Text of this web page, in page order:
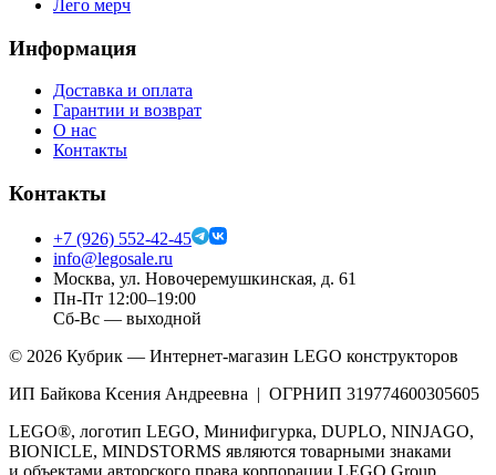
Лего мерч
Информация
Доставка и оплата
Гарантии и возврат
О нас
Контакты
Контакты
+7 (926) 552-42-45
info@legosale.ru
Москва, ул. Новочеремушкинская, д. 61
Пн-Пт 12:00–19:00
Сб-Вс — выходной
© 2026 Кубрик — Интернет-магазин LEGO конструкторов
ИП Байкова Ксения Андреевна | ОГРНИП 319774600305605
LEGO®, логотип LEGO, Минифигурка, DUPLO, NINJAGO,
BIONICLE, MINDSTORMS являются товарными знаками
и объектами авторского права корпорации LEGO Group.